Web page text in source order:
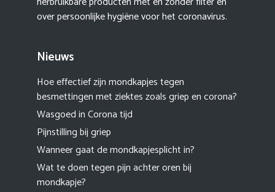
over persoonlijke hygiëne voor het coronavirus.
Nieuws
Hoe effectief zijn mondkapjes tegen
besmettingen met ziektes zoals griep en corona?
Wasgoed in Corona tijd
Pijnstilling bij griep
Wanneer gaat de mondkapjesplicht in?
Wat te doen tegen pijn achter oren bij
mondkapje?